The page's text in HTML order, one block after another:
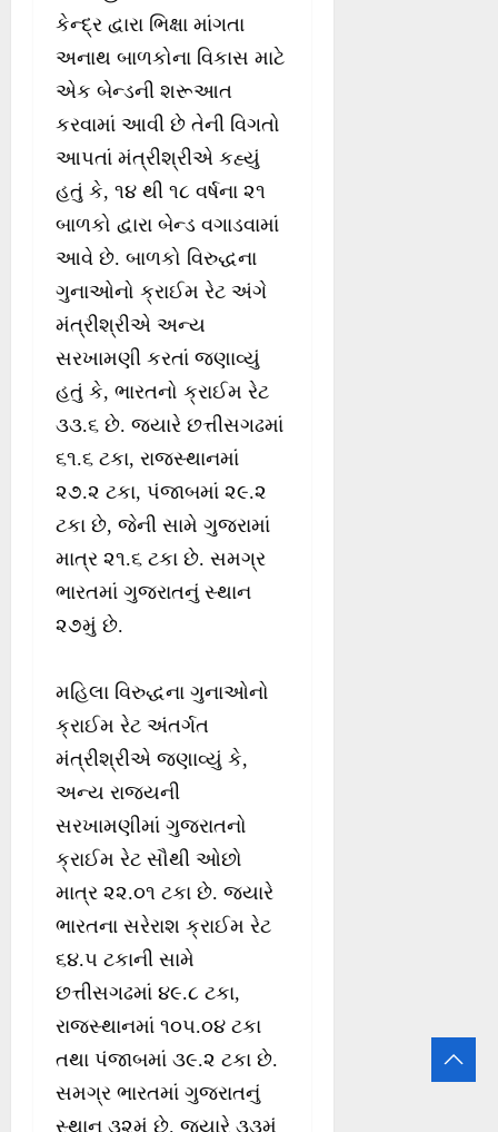
કેન્દ્ર દ્વારા ભિક્ષા માંગતા
અનાથ બાળકોના વિકાસ માટે
એક બેન્ડની શરૂઆત
કરવામાં આવી છે તેની વિગતો
આપતાં મંત્રીશ્રીએ કહ્યું
હતું કે, ૧૪ થી ૧૮ વર્ષના ૨૧
બાળકો દ્વારા બેન્ડ વગાડવામાં
આવે છે. બાળકો વિરુદ્ધના
ગુનાઓનો ક્રાઈમ રેટ અંગે
મંત્રીશ્રીએ અન્ય
સરખામણી કરતાં જણાવ્યું
હતું કે, ભારતનો ક્રાઈમ રેટ
૩૩.૬ છે. જ્યારે છત્તીસગઢમાં
૬૧.૬ ટકા, રાજસ્થાનમાં
૨૭.૨ ટકા, પંજાબમાં ૨૯.૨
ટકા છે, જેની સામે ગુજરામાં
માત્ર ૨૧.૬ ટકા છે. સમગ્ર
ભારતમાં ગુજરાતનું સ્થાન
૨૭મું છે.
મહિલા વિરુદ્ધના ગુનાઓનો
ક્રાઈમ રેટ અંતર્ગત
મંત્રીશ્રીએ જણાવ્યું કે,
અન્ય રાજ્યની
સરખામણીમાં ગુજરાતનો
ક્રાઈમ રેટ સૌથી ઓછો
માત્ર ૨૨.૦૧ ટકા છે. જ્યારે
ભારતના સરેરાશ ક્રાઈમ રેટ
૬૪.૫ ટકાની સામે
છત્તીસગઢમાં ૪૯.૮ ટકા,
રાજસ્થાનમાં ૧૦૫.૦૪ ટકા
તથા પંજાબમાં ૩૯.૨ ટકા છે.
સમગ્ર ભારતમાં ગુજરાતનું
સ્થાન ૩૨મું છે. જ્યારે ૩૩મું